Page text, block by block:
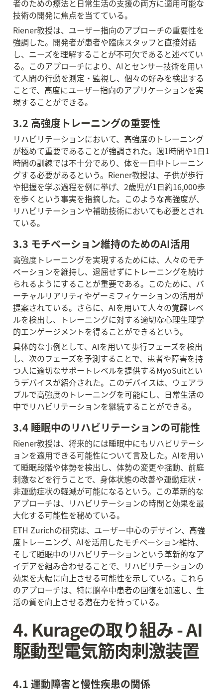
者のための療法と日常生活の支援の両方に適用可能な
技術の開発に焦点を当てている。
Riener教授は、ユーザー指向のアプローチの重要性を
強調した。開発者が患者や臨床スタッフと直接対話
し、ニーズを理解することが不可欠であると述べてい
る。このアプローチにより、AIとセンサー技術を用い
て人間の行動を測定・監視し、個々の好みを検出する
ことで、高度にユーザー指向のアプリケーションを実
現することができる。
3.2 高強度トレーニングの重要性
リハビリテーションにおいて、高強度のトレーニング
が極めて重要であることが強調された。週1時間や1日1
時間の訓練では不十分であり、体を一日中トレーニン
グする必要があるという。Riener教授は、子供が歩行
や把握を学ぶ過程を例に挙げ、2歳児が1日約16,000歩
を歩くという事実を指摘した。このような高強度が、
リハビリテーションや補助技術においても必要とされ
ている。
3.3 モチベーション維持のためのAI活用
高強度トレーニングを実現するためには、人々のモチ
ベーションを維持し、退屈せずにトレーニングを続け
られるようにすることが重要である。このために、バ
ーチャルリアリティやゲーミフィケーションの活用が
提案されている。さらに、AIを用いて人々の覚醒レベ
ルを検出し、トレーニングに対する適切な心理生理学
的エンゲージメントを得ることができるという。
具体的な事例として、AIを用いて歩行フェーズを検出
し、次のフェーズを予測することで、患者や障害を持
つ人に適切なサポートレベルを提供するMyoSuitとい
うデバイスが紹介された。このデバイスは、ウェアラ
ブルで高強度のトレーニングを可能にし、日常生活の
中でリハビリテーションを継続することができる。
3.4 睡眠中のリハビリテーションの可能性
Riener教授は、将来的には睡眠中にもリハビリテーシ
ョンを適用できる可能性について言及した。AIを用い
て睡眠段階や体勢を検出し、体勢の変更や揺動、前庭
刺激などを行うことで、身体状態の改善や運動症状・
非運動症状の軽減が可能になるという。この革新的な
アプローチは、リハビリテーションの時間と効果を最
大化する可能性を秘めている。
ETH Zurichの研究は、ユーザー中心のデザイン、高強
度トレーニング、AIを活用したモチベーション維持、
そして睡眠中のリハビリテーションという革新的なア
イデアを組み合わせることで、リハビリテーションの
効果を大幅に向上させる可能性を示している。これら
のアプローチは、特に脳卒中患者の回復を加速し、生
活の質を向上させる潜在力を持っている。
4. Kurageの取り組み - AI
駆動型電気筋肉刺激装置
4.1 運動障害と慢性疾患の関係